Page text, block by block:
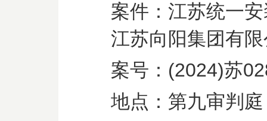
案件：江苏统一
江苏向阳集团有
案号： (2024)苏
地点：第九审判庭